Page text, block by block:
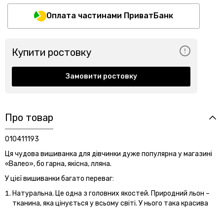
Оплата частинами ПриватБанк
Купити ростовку
Замовити ростовку
Про товар
010411193
Ця чудова вишиванка для дівчинки дуже популярна у магазині
«Валео», бо гарна, якісна, лляна.
У цієї вишиванки багато переваг:
Натуральна. Це одна з головних якостей. Природний льон –
тканина, яка цінується у всьому світі. У нього така красива